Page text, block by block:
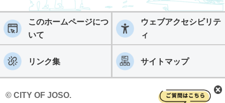
このホームページにつ
いて
ウェブアクセシビリテ
ィ
リンク集 サイトマップ
© CITY OF JOSO.